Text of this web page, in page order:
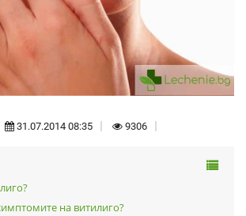
31.07.2014 08:35 9306
на витилиго?